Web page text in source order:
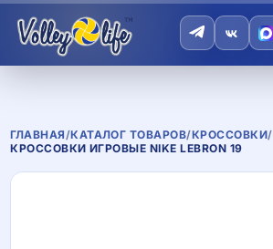
ГЛАВНАЯ/КАТАЛОГ ТОВАРОВ/КРОССОВКИ/
КРОССОВКИ ИГРОВЫЕ NIKE LEBRON 19